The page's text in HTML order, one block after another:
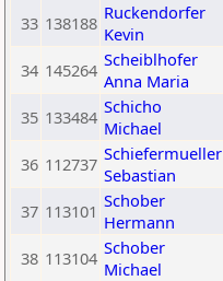
33 138188 Ruckendorfer
Kevin
34 145264 Scheiblhofer
Anna Maria
35 133484 Schicho
Michael
36 112737 Schiefermueller
Sebastian
37 113101 Schober
Hermann
38 113104 Schober
Michael